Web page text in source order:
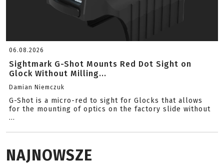
06.08.2026
Sightmark G-Shot Mounts Red Dot Sight on
Glock Without Milling...
Damian Niemczuk
G-Shot is a micro-red to sight for Glocks that allows
for the mounting of optics on the factory slide without
...
NAJNOWSZE